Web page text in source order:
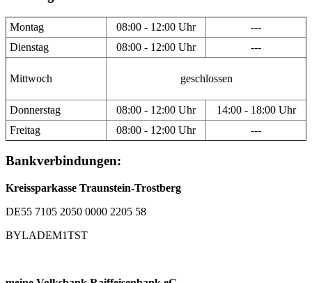
Montag 08:00 - 12:00 Uhr
---
Dienstag
08:00 - 12:00 Uhr ---
Mittwoch geschlossen
Donnerstag 08:00 - 12:00 Uhr
14:00 - 18:00 Uhr
Freitag
08:00 - 12:00 Uhr ---
Bankverbindungen:
Kreissparkasse Traunstein-Trostberg
DE55 7105 2050 0000 2205 58
BYLADEM1TST